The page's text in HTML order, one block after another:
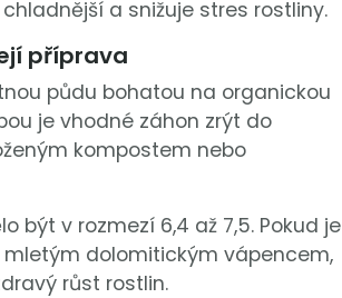
a snižuje stres rostliny.
příprava
půdu bohatou na organickou
je vhodné záhon zrýt do
kompostem nebo
být v rozmezí 6,4 až 7,5. Pokud je
dolomitickým vápencem,
růst rostlin.